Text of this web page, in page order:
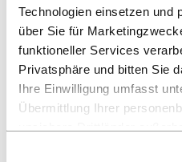
Technologien einsetzen und
über Sie für
funktioneller Services
Privatsphäre und bitten Sie
Ihre Einwilligung umfasst
Übermittlung Ihrer
3.4. Einwilligung